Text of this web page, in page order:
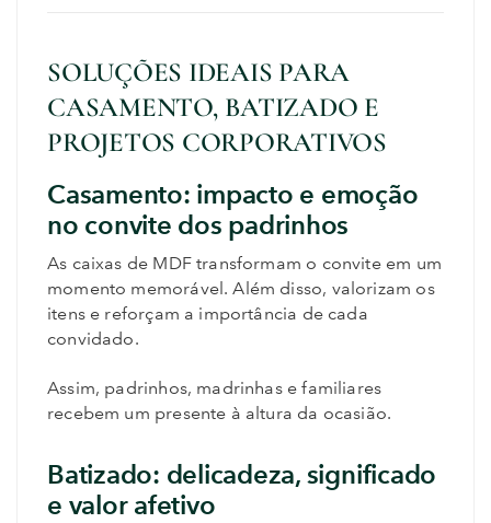
SOLUÇÕES IDEAIS PARA
CASAMENTO, BATIZADO E
PROJETOS CORPORATIVOS
Casamento: impacto e emoção
no convite dos padrinhos
As caixas de MDF transformam o convite em um
momento memorável. Além disso, valorizam os
itens e reforçam a importância de cada
convidado.
Assim, padrinhos, madrinhas e familiares
recebem um presente à altura da ocasião.
Batizado: delicadeza, significado
e valor afetivo